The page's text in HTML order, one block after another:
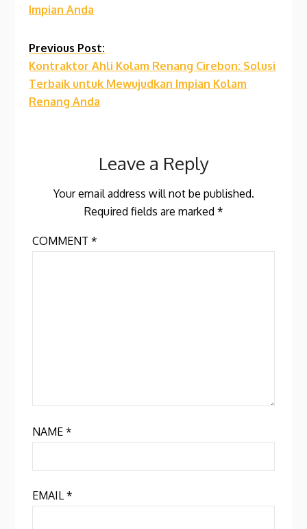
Impian Anda
Previous Post:
Kontraktor Ahli Kolam Renang Cirebon: Solusi
Terbaik untuk Mewujudkan Impian Kolam
Renang Anda
Leave a Reply
Your email address will not be published.
Required fields are marked *
COMMENT*
NAME*
EMAIL*